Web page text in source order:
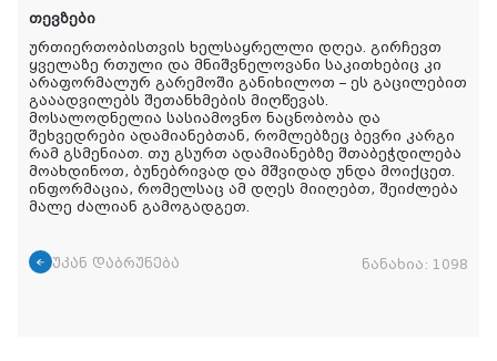
თევზები
ურთიერთობისთვის ხელსაყრელლი დღეა. გირჩევთ
ყველაზე რთული და მნიშვნელოვანი საკითხებიც კი
არაფორმალურ გარემოში განიხილოთ – ეს გაცილებით
გააადვილებს შეთანხმების მიღწევას.
მოსალოდნელია სასიამოვნო ნაცნობობა და
შეხვედრები ადამიანებთან, რომლებზეც ბევრი კარგი
რამ გსმენიათ. თუ გსურთ ადამიანებზე შთაბეჭდილება
მოახდინოთ, ბუნებრივად და მშვიდად უნდა მოიქცეთ.
ინფორმაცია, რომელსაც ამ დღეს მიიღებთ, შეიძლება
მალე ძალიან გამოგადგეთ.
უკან დაბრუნება ნანახია: 1098